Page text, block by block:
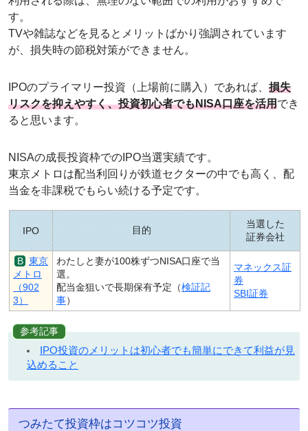
す。
TVや雑誌などを見るとメリットばかり強調されています
が、損失時の節税対策ができません。
IPOのプライマリー投資（上場前に購入）であれば、 損失
リスクを抑えやすく、投資初心者でもNISA口座を活用でき
ると思います。
NISAの成長投資枠でのIPO当選実績です。
東京メトロは配当利回りが鉄道セクターの中でも高く、配
当金を非課税でもらい続ける予定です。
IPO 目的
当選した
証券会社
東京
メトロ
（902
3）
わたしと妻が100株ずつNISA口座で当
選。
配当金狙いで長期保有予定（検証記
事）
マネックス証
券
SBI証券
参考記事
IPO投資のメリットは初心者でも簡単にできて利益が見
込めること
つみたて投資枠はコツコツ投資